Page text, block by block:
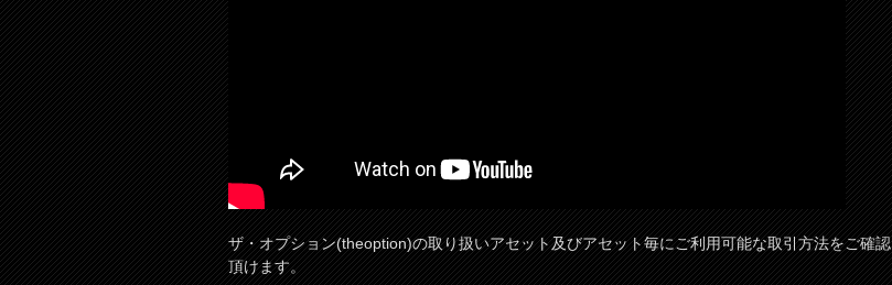
ザ・オプション(theoption)の取り扱いアセット及びアセット毎にご利用可能な取引方法をご確認
頂けます。